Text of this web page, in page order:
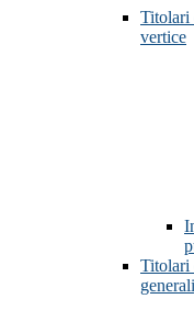
Titolari
vertice
Titolari